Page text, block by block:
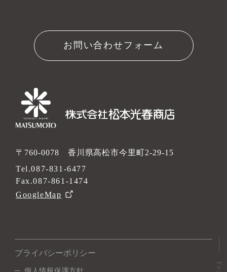
お問い合わせフォーム
〒760-0078 香川県高松市今里町2-29-15
Tel.087-831-6477
Fax.087-861-1474
GoogleMap
プライバシーポリシー